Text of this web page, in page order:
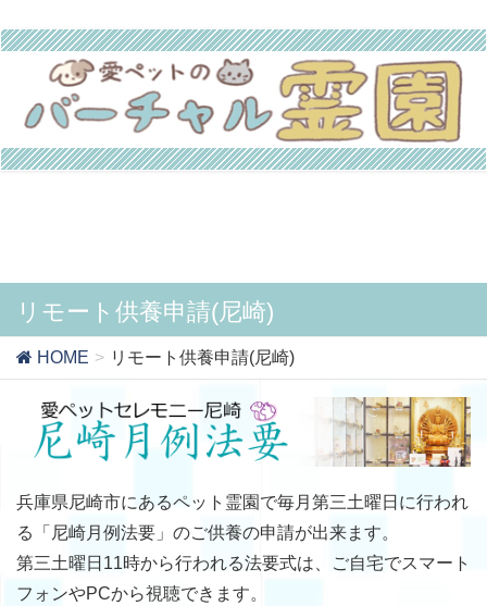
リモート供養申請(尼崎)
HOME リモート供養申請(尼崎)
兵庫県尼崎市にあるペット霊園で毎月第三土曜日に行われ
る「尼崎月例法要」のご供養の申請が出来ます。
第三土曜日11時から行われる法要式は、ご自宅でスマート
フォンやPCから視聴できます。